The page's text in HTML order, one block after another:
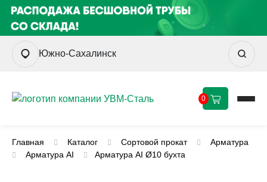
Южно-Сахалинск
0
Главная Каталог Сортовой прокат
Арматура
Арматура AI
Арматура АI Ø10 бухта